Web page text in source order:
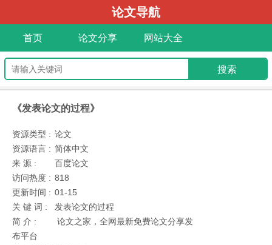
论文导航
首页 论文分享 网站大全
《发表论文的过程》
资源类型 : 论文
资源语言 : 简体中文
来 源 :
百度论文
访问热度 : 818
更新时间 : 01-15
关 键 词 :
发表论文的过程
简 介 :
论文之家，全网最新免费论文分享发
布平台